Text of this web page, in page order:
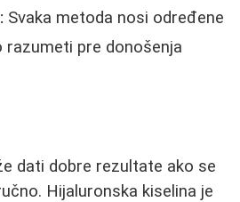
Svaka metoda nosi određene
razumeti pre donošenja
dati dobre rezultate ako se
Hijaluronska kiselina je